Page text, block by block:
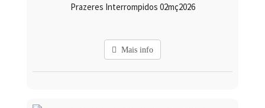
Prazeres Interrompidos 02mç2026
Mais info